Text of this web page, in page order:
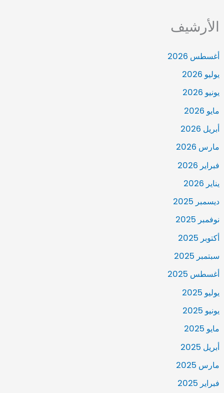
الأرشيف
أغسطس 2026
يوليو 2026
يونيو 2026
مايو 2026
أبريل 2026
مارس 2026
فبراير 2026
يناير 2026
ديسمبر 2025
نوفمبر 2025
أكتوبر 2025
سبتمبر 2025
أغسطس 2025
يوليو 2025
يونيو 2025
مايو 2025
أبريل 2025
مارس 2025
فبراير 2025